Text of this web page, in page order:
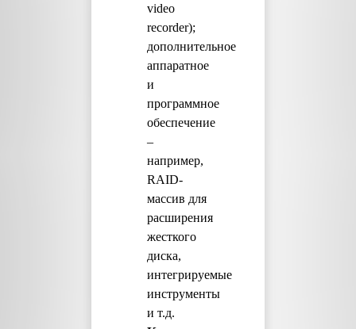
video
recorder);
дополнительное
аппаратное
и
программное
обеспечение
–
например,
RAID-
массив для
расширения
жесткого
диска,
интегрируемые
инструменты
и т.д.